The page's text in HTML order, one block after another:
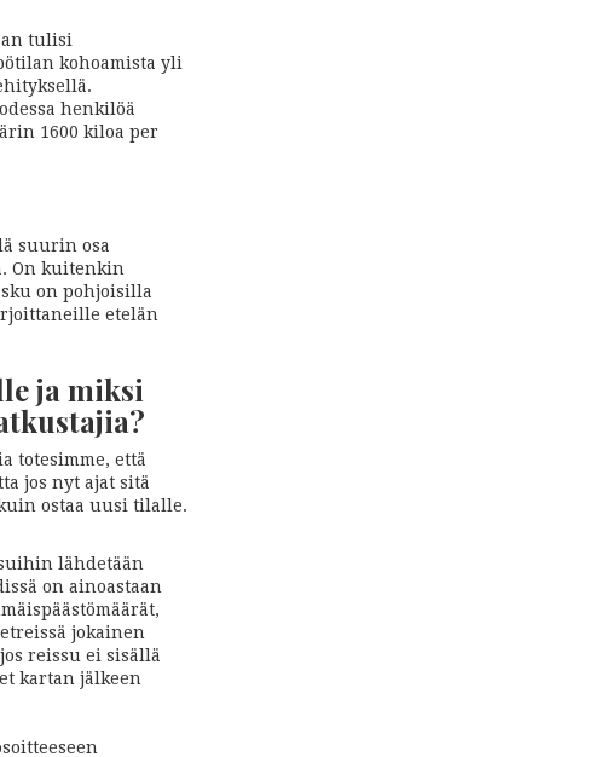
tulisi
kohoamista yli
henkilöä
1600 kiloa per
suurin osa
On kuitenkin
on pohjoisilla
etelän
ja miksi
totesimme, että
jos nyt ajat sitä
ostaa uusi tilalle.
lähdetään
on ainoastaan
jokainen
reissu ei sisällä
kartan jälkeen